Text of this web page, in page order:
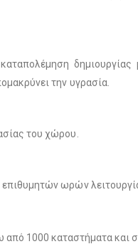
την υγρασία.
του χώρου.
ωρών
1000 καταστήματα και